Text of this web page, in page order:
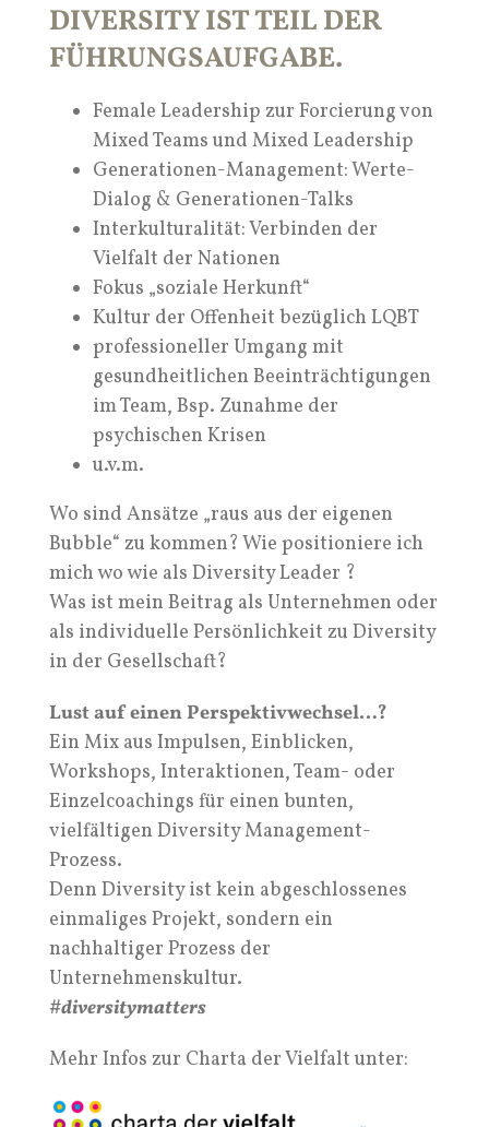
DIVERSITY IST TEIL DER
FÜHRUNGSAUFGABE.
Female Leadership zur Forcierung von
Mixed Teams und Mixed Leadership
Generationen-Management: Werte-
Dialog & Generationen-Talks
Interkulturalität: Verbinden der
Vielfalt der Nationen
Fokus „soziale Herkunft“
Kultur der Offenheit bezüglich LQBT
professioneller Umgang mit
gesundheitlichen Beeinträchtigungen
im Team, Bsp. Zunahme der
psychischen Krisen
u.v.m.
Wo sind Ansätze „raus aus der eigenen
Bubble“ zu kommen? Wie positioniere ich
mich wo wie als Diversity Leader ?
Was ist mein Beitrag als Unternehmen oder
als individuelle Persönlichkeit zu Diversity
in der Gesellschaft?
Lust auf einen Perspektivwechsel…?
Ein Mix aus Impulsen, Einblicken,
Workshops, Interaktionen, Team- oder
Einzelcoachings für einen bunten,
vielfältigen Diversity Management-
Prozess.
Denn Diversity ist kein abgeschlossenes
einmaliges Projekt, sondern ein
nachhaltiger Prozess der
Unternehmenskultur.
#diversitymatters
Mehr Infos zur Charta der Vielfalt unter: